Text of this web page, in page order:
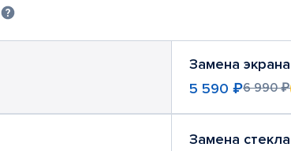
Замена экрана
5 590 ₽6 990 ₽
Замена стекла